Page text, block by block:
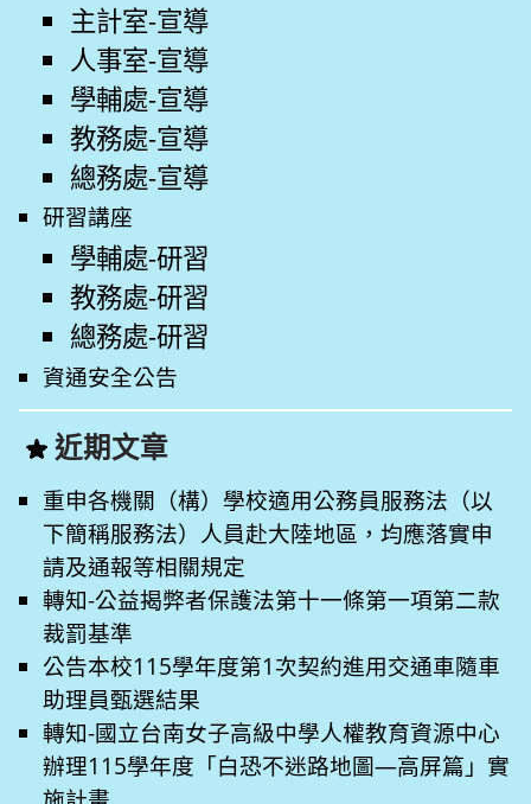
主計室-宣導
人事室-宣導
學輔處-宣導
教務處-宣導
總務處-宣導
研習講座
學輔處-研習
教務處-研習
總務處-研習
資通安全公告
近期文章
重申各機關（構）學校適用公務員服務法（以
下簡稱服務法）人員赴大陸地區，均應落實申
請及通報等相關規定
轉知-公益揭弊者保護法第十一條第一項第二款
裁罰基準
公告本校115學年度第1次契約進用交通車隨車
助理員甄選結果
轉知-國立台南女子高級中學人權教育資源中心
辦理115學年度「白恐不迷路地圖—高屏篇」實